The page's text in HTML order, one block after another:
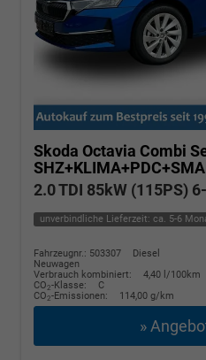
Skoda Octavia Combi
2.0 TDI 85kW (115PS)
unverbindliche Lieferzeit: ca. 5-6
Fahrzeugnr.: 503307
Diesel
Neuwagen
Verbrauch kombiniert:
4,40 l/100km
CO2-Klasse:
C
CO2-Emissionen: 114,00 g/km
»